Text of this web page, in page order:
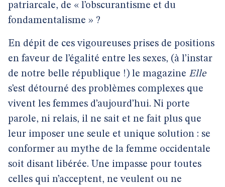
patriarcale, de « l’obscurantisme et du
fondamentalisme » ?
En dépit de ces vigoureuses prises de positions
en faveur de l’égalité entre les sexes, (à l’instar
de notre belle république !) le magazine Elle
s’est détourné des problèmes complexes que
vivent les femmes d’aujourd’hui. Ni porte
parole, ni relais, il ne sait et ne fait plus que
leur imposer une seule et unique solution : se
conformer au mythe de la femme occidentale
soit disant libérée. Une impasse pour toutes
celles qui n’acceptent, ne veulent ou ne